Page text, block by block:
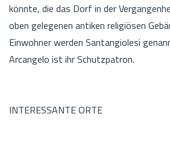
könnte, die das Dorf in der
oben gelegenen antiken religiösen
Einwohner werden Santangiolesi
Arcangelo ist ihr Schutzpatron.
INTERESSANTE ORTE